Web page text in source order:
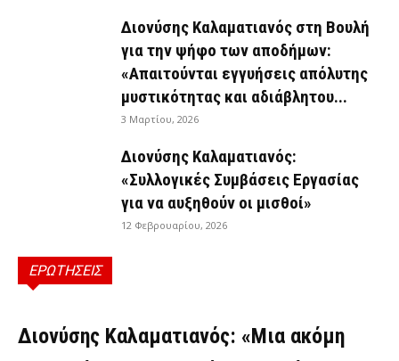
Διονύσης Καλαματιανός στη Βουλή
για την ψήφο των αποδήμων:
«Απαιτούνται εγγυήσεις απόλυτης
μυστικότητας και αδιάβλητου...
3 Μαρτίου, 2026
Διονύσης Καλαματιανός:
«Συλλογικές Συμβάσεις Εργασίας
για να αυξηθούν οι μισθοί»
12 Φεβρουαρίου, 2026
ΕΡΩΤΗΣΕΙΣ
ΕΡΩΤΉΣΕΙΣ
Διονύσης Καλαματιανός: «Μια ακόμη